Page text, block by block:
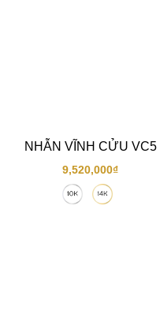
NHẪN VĨNH CỬU VC5
9,520,000₫